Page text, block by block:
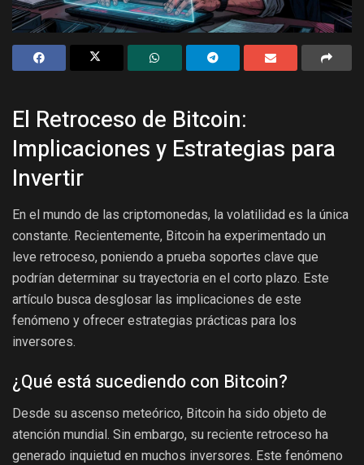
El Retroceso de Bitcoin:
Implicaciones y Estrategias para
Invertir
En el mundo de las criptomonedas, la volatilidad es la única
constante. Recientemente, Bitcoin ha experimentado un
leve retroceso, poniendo a prueba soportes clave que
podrían determinar su trayectoria en el corto plazo. Este
artículo busca desglosar las implicaciones de este
fenómeno y ofrecer estrategias prácticas para los
inversores.
¿Qué está sucediendo con Bitcoin?
Desde su ascenso meteórico, Bitcoin ha sido objeto de
atención mundial. Sin embargo, su reciente retroceso ha
generado inquietud en muchos inversores. Este fenómeno